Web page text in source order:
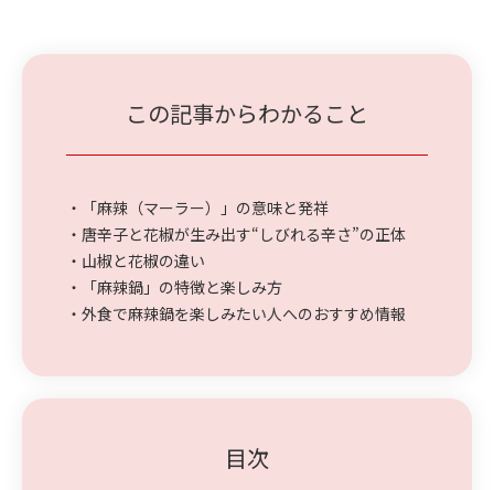
この記事からわかること
・「麻辣（マーラー）」の意味と発祥
・唐辛子と花椒が生み出す“しびれる辛さ”の正体
・山椒と花椒の違い
・「麻辣鍋」の特徴と楽しみ方
・外食で麻辣鍋を楽しみたい人へのおすすめ情報
目次